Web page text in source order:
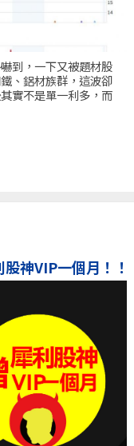
到，一下又被題材股
、鋁材族群，這波卻
實不是單一利多，而
神VIP一個月！！